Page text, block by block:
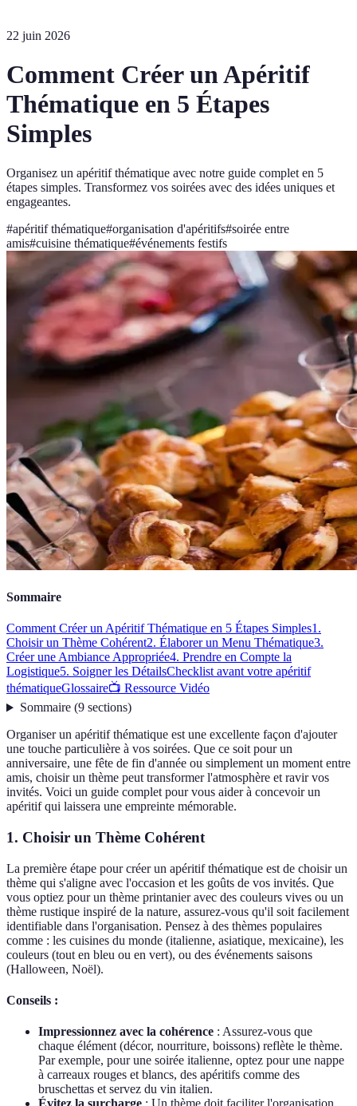
22 juin 2026
Comment Créer un Apéritif
Thématique en 5 Étapes
Simples
Organisez un apéritif thématique avec notre guide complet en 5
étapes simples. Transformez vos soirées avec des idées uniques et
engageantes.
#apéritif thématique#organisation d'apéritifs#soirée entre
amis#cuisine thématique#événements festifs
Sommaire
Comment Créer un Apéritif Thématique en 5 Étapes Simples1.
Choisir un Thème Cohérent2. Élaborer un Menu Thématique3.
Créer une Ambiance Appropriée4. Prendre en Compte la
Logistique5. Soigner les DétailsChecklist avant votre apéritif
thématiqueGlossaire📺 Ressource Vidéo
Sommaire(9 sections)
Organiser un apéritif thématique est une excellente façon d'ajouter
une touche particulière à vos soirées. Que ce soit pour un
anniversaire, une fête de fin d'année ou simplement un moment entre
amis, choisir un thème peut transformer l'atmosphère et ravir vos
invités. Voici un guide complet pour vous aider à concevoir un
apéritif qui laissera une empreinte mémorable.
1. Choisir un Thème Cohérent
La première étape pour créer un apéritif thématique est de choisir un
thème qui s'aligne avec l'occasion et les goûts de vos invités. Que
vous optiez pour un thème printanier avec des couleurs vives ou un
thème rustique inspiré de la nature, assurez-vous qu'il soit facilement
identifiable dans l'organisation. Pensez à des thèmes populaires
comme : les cuisines du monde (italienne, asiatique, mexicaine), les
couleurs (tout en bleu ou en vert), ou des événements saisons
(Halloween, Noël).
Conseils :
Impressionnez avec la cohérence : Assurez-vous que
chaque élément (décor, nourriture, boissons) reflète le thème.
Par exemple, pour une soirée italienne, optez pour une nappe
à carreaux rouges et blancs, des apéritifs comme des
bruschettas et servez du vin italien.